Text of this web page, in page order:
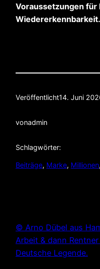
Voraussetzungen
Wiedererkennbarkeit.
Veröffentlicht14. Juni
vonadmin
Schlagwörter:
Beiträge, Marke, Millionen,
© Arno Dübel aus
Arbeit & dann
Deutsche Legende.